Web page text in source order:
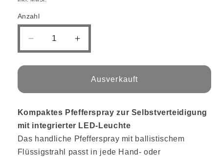
Anzahl
Verringere
die
Menge
Pepper-
Man
LED
40
ml
Erhöhe
die
Menge
Pepper-
Jet
Man
LED
40
ml
Ausverkauft
Kompaktes Pfefferspray zur Selbstverteidigung
mit integrierter LED-Leuchte
Das handliche Pfefferspray mit ballistischem
Flüssigstrahl passt in jede Hand- oder